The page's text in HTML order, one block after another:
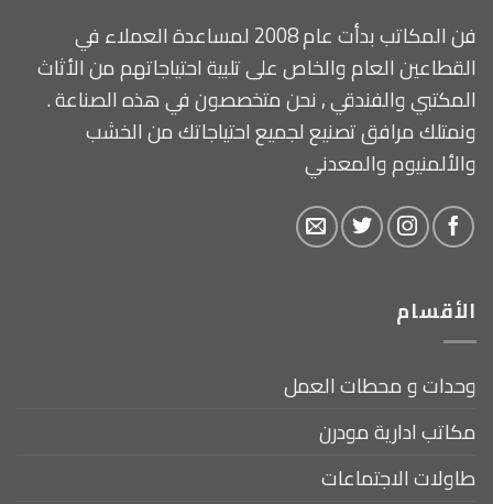
فن المكاتب بدأت عام 2008 لمساعدة العملاء في
القطاعين العام والخاص على تلبية احتياجاتهم من الأثاث
المكتبي والفندقي , نحن متخصصون في هذه الصناعة .
ونمتلك مرافق تصنيع لجميع احتياجاتك من الخشب
والألمنيوم والمعدني
الأقسام
وحدات و محطات العمل
مكاتب ادارية مودرن
طاولات الاجتماعات